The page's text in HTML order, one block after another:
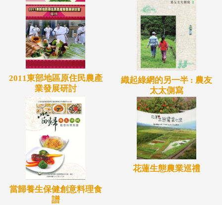
2011東部地區原住民農產
業發展研討
織起綠網的另一半 : 農友
太太側寫
當歸養生保健創意料理食
譜
花蓮生態農業巡禮